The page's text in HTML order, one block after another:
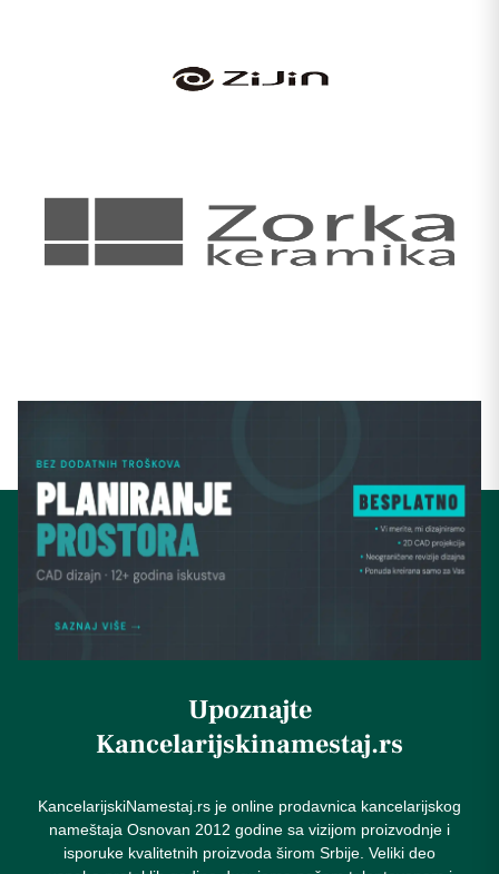
Upoznajte
Kancelarijskinamestaj.rs
KancelarijskiNamestaj.rs je online prodavnica kancelarijskog
nameštaja Osnovan 2012 godine sa vizijom proizvodnje i
isporuke kvalitetnih proizvoda širom Srbije. Veliki deo